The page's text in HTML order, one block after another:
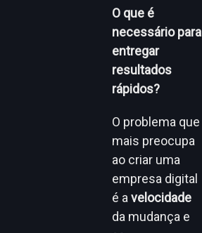
O que é
necessário para
entregar
resultados
rápidos?
O problema que
mais preocupa
ao criar uma
empresa digital
é avelocidade
da mudança e